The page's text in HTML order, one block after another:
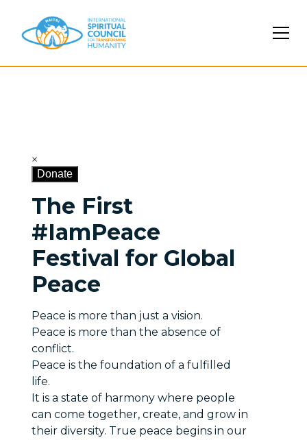
The First
#IamPeace
Festival for Global
Peace
Peace is more than just a vision.
Peace is more than the absence of
conflict.
Peace is the foundation of a fulfilled
life.
It is a state of harmony where people
can come together, create, and grow in
their diversity. True peace begins in our